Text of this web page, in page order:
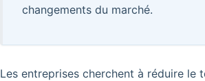
changements du marché.
Les entreprises cherchent à réduire le